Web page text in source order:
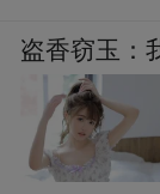
盗香窃玉：